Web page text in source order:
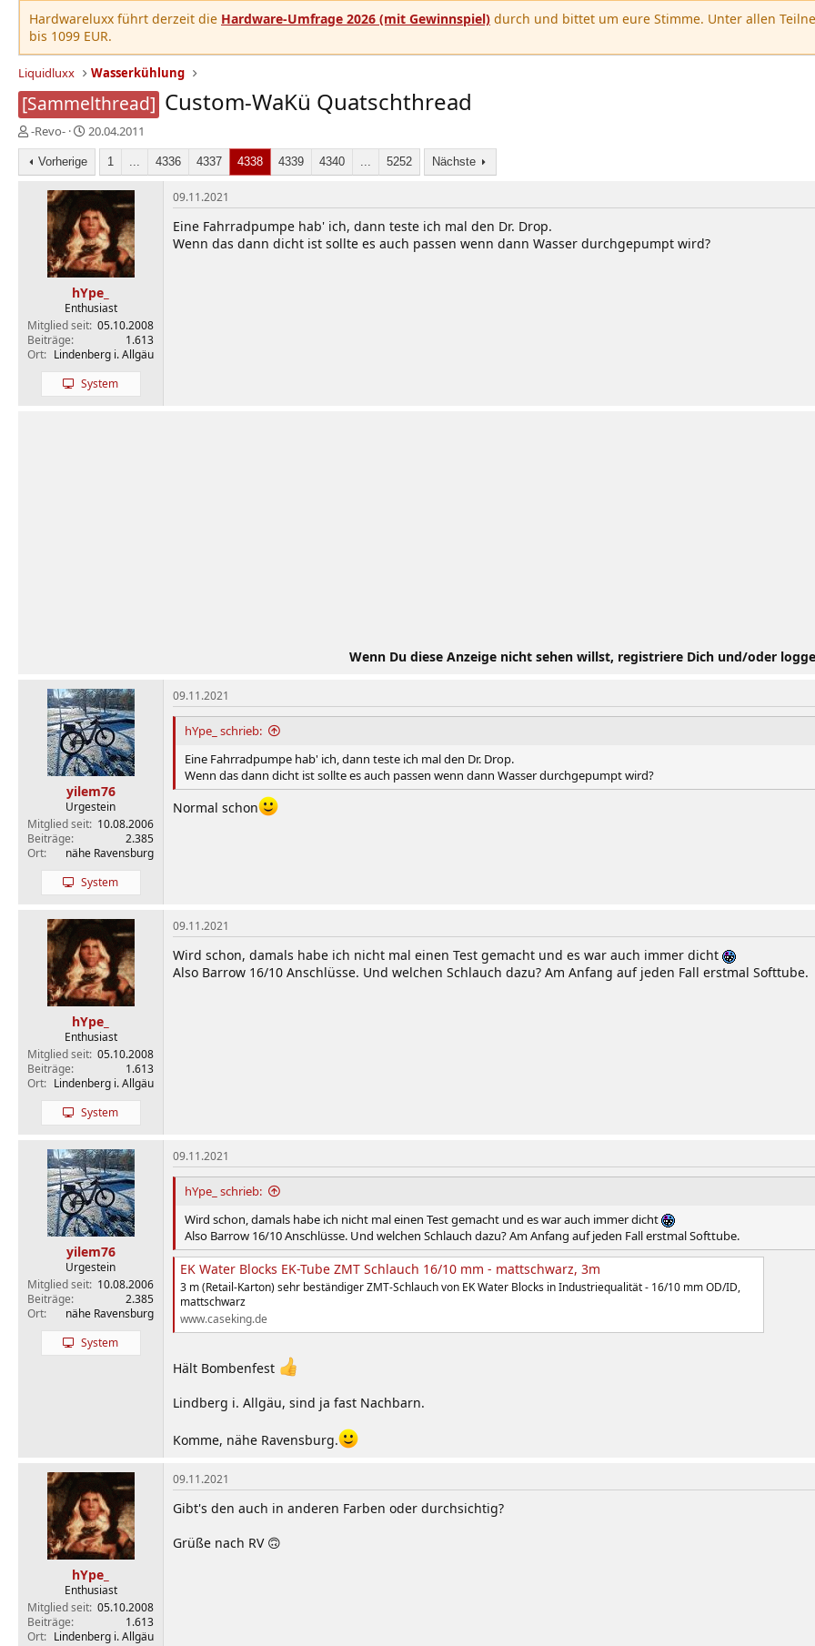
Hardwareluxx führt derzeit die Hardware-Umfrage 2026 (mit Gewinnspiel) durch und bittet um eure Stimme. Unter allen
bis 1099 EUR.
Liquidluxx Wasserkühlung
[Sammelthread] Custom-WaKü Quatschthread
E
r
s
t
-Revo-
E
r
t
e
l
l
t
a
m
20.04.2011
Vorherige 1 ... 4336 4337 4338 4339 4340 ... 5252 Nächste
hYpe_
Enthusiast
Mitglied seit 05.10.2008
Beiträge
1.613
Ort
Lindenberg i. Allgäu
System
09.11.2021
Eine Fahrradpumpe hab' ich, dann teste ich mal den Dr. Drop.
Wenn das dann dicht ist sollte es auch passen wenn dann Wasser durchgepumpt wird?
Wenn Du diese Anzeige nicht sehen willst, registriere Dich und/oder
yilem76
Urgestein
Mitglied seit 10.08.2006
Beiträge
2.385
Ort
nähe Ravensburg
System
09.11.2021
hYpe_ schrieb:
Eine Fahrradpumpe hab' ich, dann teste ich mal den Dr. Drop.
Wenn das dann dicht ist sollte es auch passen wenn dann Wasser durchgepumpt wird?
Normal schon
hYpe_
Enthusiast
Mitglied seit 05.10.2008
Beiträge
1.613
Ort
Lindenberg i. Allgäu
System
09.11.2021
Wird schon, damals habe ich nicht mal einen Test gemacht und es war auch immer dicht
Also Barrow 16/10 Anschlüsse. Und welchen Schlauch dazu? Am Anfang auf jeden Fall erstmal Softtube.
yilem76
Urgestein
Mitglied seit 10.08.2006
Beiträge
2.385
Ort
nähe Ravensburg
System
09.11.2021
hYpe_ schrieb:
Wird schon, damals habe ich nicht mal einen Test gemacht und es war auch immer dicht
Also Barrow 16/10 Anschlüsse. Und welchen Schlauch dazu? Am Anfang auf jeden Fall erstmal Softtube.
EK Water Blocks EK-Tube ZMT Schlauch 16/10 mm - mattschwarz, 3m
3 m (Retail-Karton) sehr beständiger ZMT-Schlauch von EK Water Blocks in Industriequalität - 16/10 mm OD/ID,
mattschwarz
www.caseking.de
Hält Bombenfest
Lindberg i. Allgäu, sind ja fast Nachbarn.
Komme, nähe Ravensburg.
hYpe_
Enthusiast
Mitglied seit 05.10.2008
Beiträge
1.613
Ort
Lindenberg i. Allgäu
09.11.2021
Gibt's den auch in anderen Farben oder durchsichtig?
Grüße nach RV 🙃